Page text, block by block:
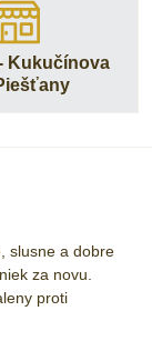
Kukučínova
slusne a dobre
za novu.
proti